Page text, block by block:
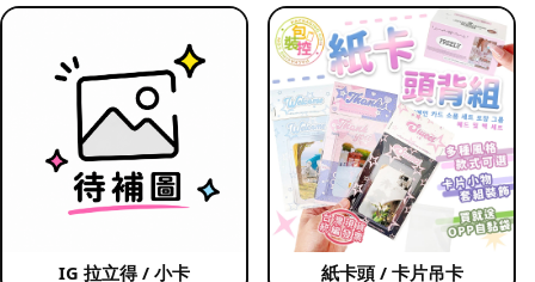
IG 拉立得 / 小卡 紙卡頭 / 卡片吊卡